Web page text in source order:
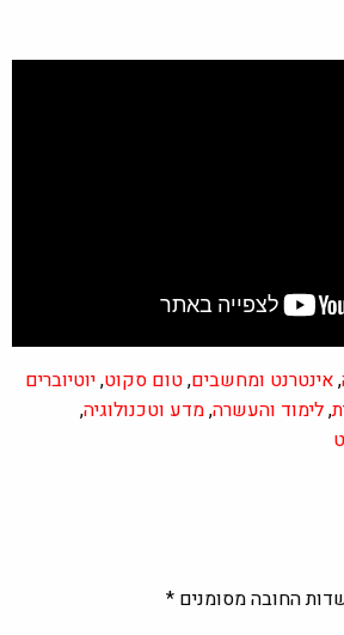
,אינטרנט ומחשבים,טום סקוט,יוטיוברים
,לימוד והעשרה,מדע וטכנולוגיה,
החובה מסומנים *